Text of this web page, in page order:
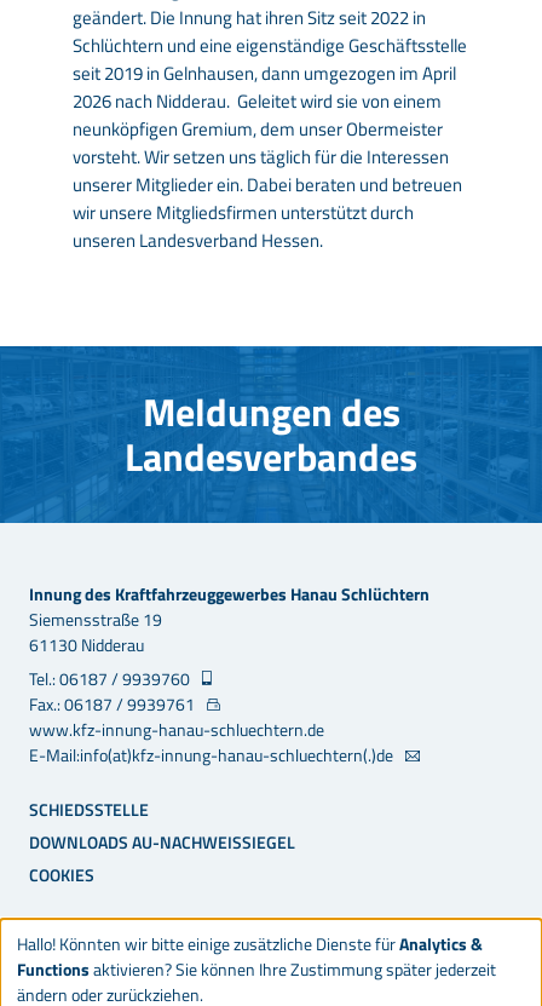
geändert. Die Innung hat ihren Sitz seit 2022 in
Schlüchtern und eine eigenständige Geschäftsstelle
seit 2019 in Gelnhausen, dann umgezogen im April
2026 nach Nidderau. Geleitet wird sie von einem
neunköpfigen Gremium, dem unser Obermeister
vorsteht. Wir setzen uns täglich für die Interessen
unserer Mitglieder ein. Dabei beraten und betreuen
wir unsere Mitgliedsfirmen unterstützt durch
unseren Landesverband Hessen.
Meldungen des
Landesverbandes
Innung des Kraftfahrzeuggewerbes Hanau Schlüchtern
Siemensstraße 19
61130 Nidderau
Tel.: 06187 / 9939760
Fax.: 06187 / 9939761
www.kfz-innung-hanau-schluechtern.de
E-Mail:info(at)kfz-innung-hanau-schluechtern(.)de
SCHIEDSSTELLE
DOWNLOADS AU-NACHWEISSIEGEL
COOKIES
Hallo! Könnten wir bitte einige zusätzliche Dienste fürAnalytics &
Functionsaktivieren? Sie können Ihre Zustimmung später jederzeit
ändern oder zurückziehen.